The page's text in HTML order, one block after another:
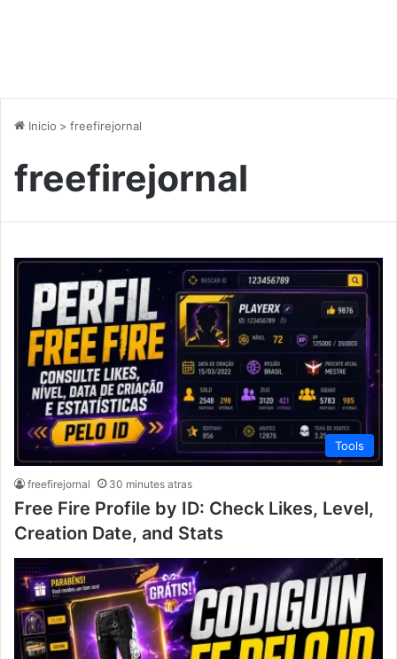
Inicio > freefirejornal
freefirejornal
Tools
freefirejornal 30 minutes atras
Free Fire Profile by ID: Check Likes, Level,
Creation Date, and Stats